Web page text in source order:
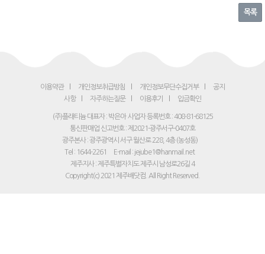
목록
이용약관 개인정보취급방침 개인정보무단수집거부
공지
사항
자주하는질문 이용후기 입금확인
(주)플래티늄 대표자 : 박은아 사업자 등록번호 : 408-81-68125
통신판매업 신고번호 : 제2021-광주서구-0407호
광주본사 : 광주광역시 서구 월산로 228, 4층 (농성동)
Tel : 1644-2261
E-mail : jejube1@hanmail.net
제주지사 : 제주특별자치도 제주시 남성로26길 4
Copyright(c) 2021 제주배닷컴. All Right Reserved.